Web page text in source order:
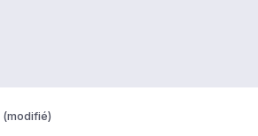
(modifié)